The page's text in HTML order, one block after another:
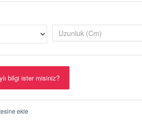
bilgi ister misiniz?
ekle